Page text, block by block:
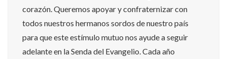
corazón. Queremos apoyar y confraternizar con
todos nuestros hermanos sordos de nuestro país
para que este estímulo mutuo nos ayude a seguir
adelante en la Senda del Evangelio. Cada año